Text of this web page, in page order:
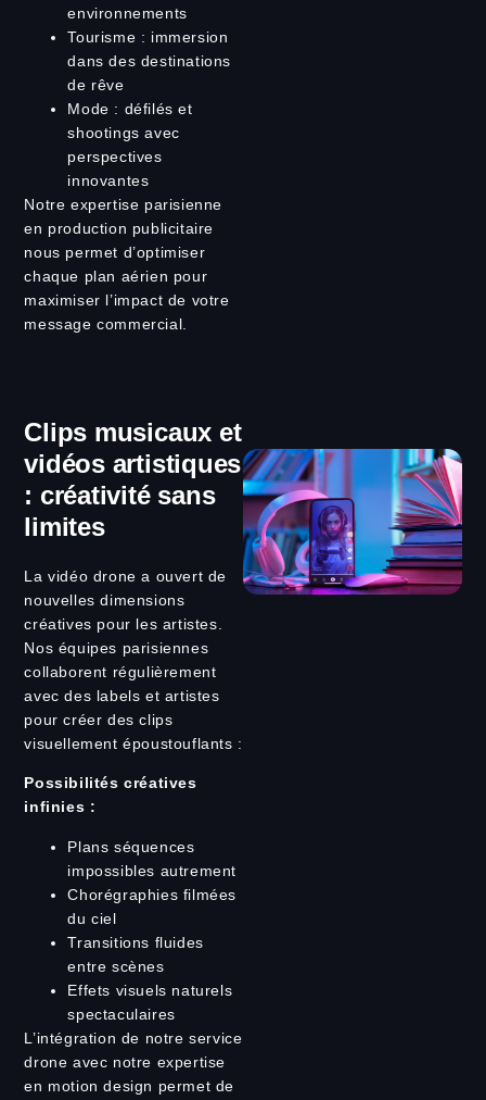
environnements
Tourisme : immersion
dans des destinations
de rêve
Mode : défilés et
shootings avec
perspectives
innovantes
Notre expertise parisienne
en production publicitaire
nous permet d’optimiser
chaque plan aérien pour
maximiser l’impact de votre
message commercial.
Clips musicaux et
vidéos artistiques
: créativité sans
limites
La vidéo drone a ouvert de
nouvelles dimensions
créatives pour les artistes.
Nos équipes parisiennes
collaborent régulièrement
avec des labels et artistes
pour créer des clips
visuellement époustouflants :
Possibilités créatives
infinies :
Plans séquences
impossibles autrement
Chorégraphies filmées
du ciel
Transitions fluides
entre scènes
Effets visuels naturels
spectaculaires
L’intégration de notre service
drone avec notre expertise
en motion design permet de